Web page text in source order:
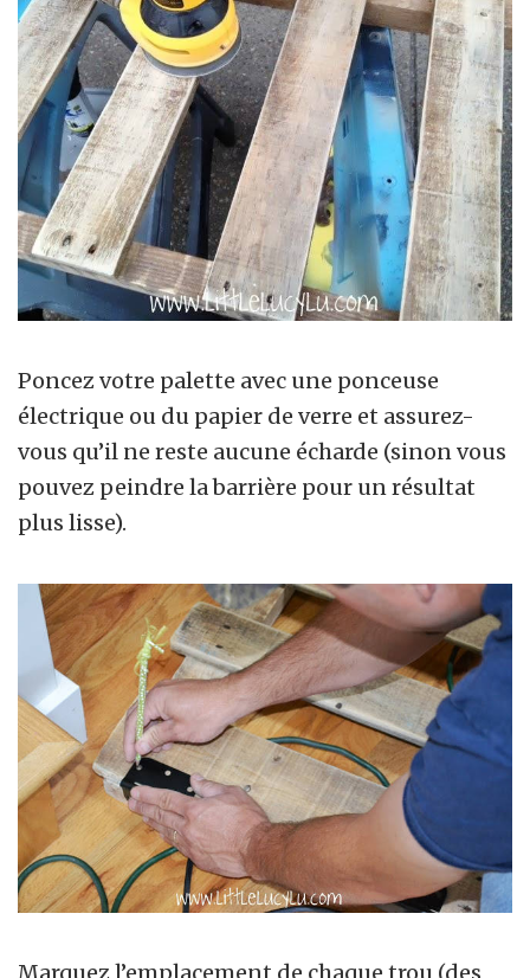
Poncez votre palette avec une ponceuse
électrique ou du papier de verre et assurez-
vous qu’il ne reste aucune écharde (sinon vous
pouvez peindre la barrière pour un résultat
plus lisse).